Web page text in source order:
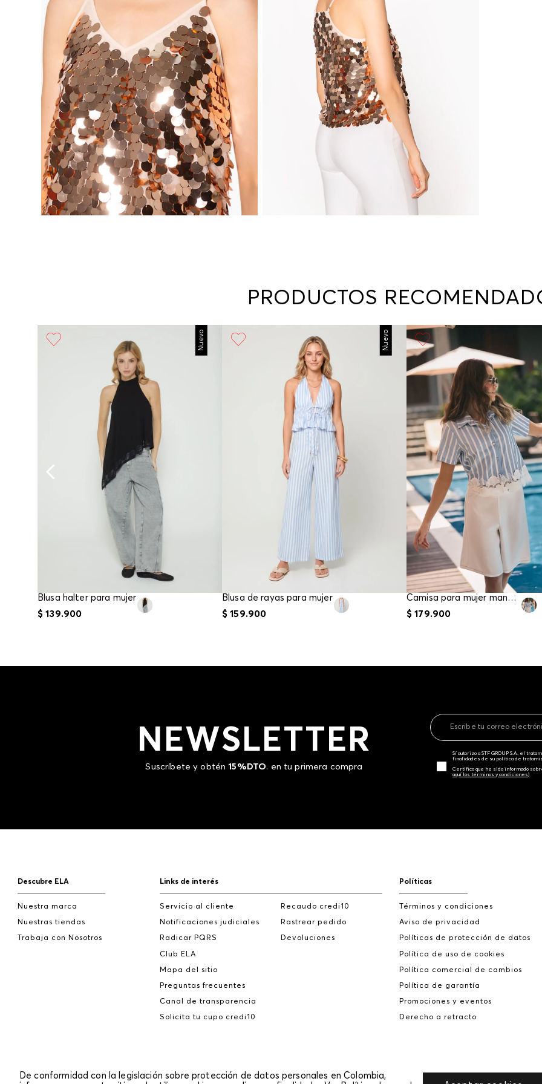
Otros:
En
PRODUCTOS
Nuevo
Blusa halter para mujer
$ 139.900
Nuevo
Blusa de rayas para mujer
$ 159.900
Camisa para mujer manga corta
$ 179.900
NEWSLETTER
Suscríbete y obtén15%DTO. en tu primera compra
Sí autorizo a STF GROUP S.A. el
finalidades de su política de
Certifico que he sido informado
aquí los términos y condiciones)
Descubre ELA
Nuestra marca
Nuestras tiendas
Trabaja con Nosotros
Links de interés
Servicio al cliente
Notificaciones judiciales
Radicar PQRS
Club ELA
Mapa del sitio
Preguntas frecuentes
Canal de transparencia
Solicita tu cupo credi10
Recaudo credi10
Rastrear pedido
Devoluciones
Políticas
Términos y condiciones
Aviso de privacidad
Políticas de protección de datos
Política de uso de cookies
Política comercial de cambios
Política de garantía
Promociones y eventos
Derecho a retracto
De conformidad con la legislación sobre protección de datos personales en Colombia,